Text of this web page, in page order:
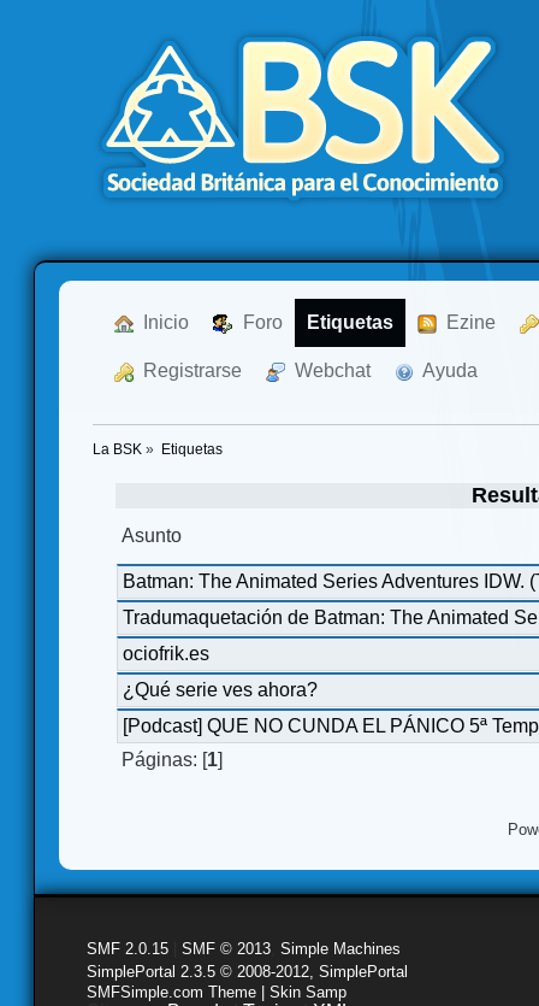
Inicio Foro Etiquetas Ezine
Registrarse Webchat Ayuda
La BSK » Etiquetas
Asunto
Batman: The Animated Series Adventures IDW.
Tradumaquetación de Batman: The Animated
ociofrik.es
¿Qué serie ves ahora?
[Podcast] QUE NO CUNDA EL PÁNICO 5ª
Páginas: [1]
SMF 2.0.15 SMF © 2013 Simple Machines
SimplePortal 2.3.5 © 2008-2012, SimplePortal
SMFSimple.com Theme | Skin Samp